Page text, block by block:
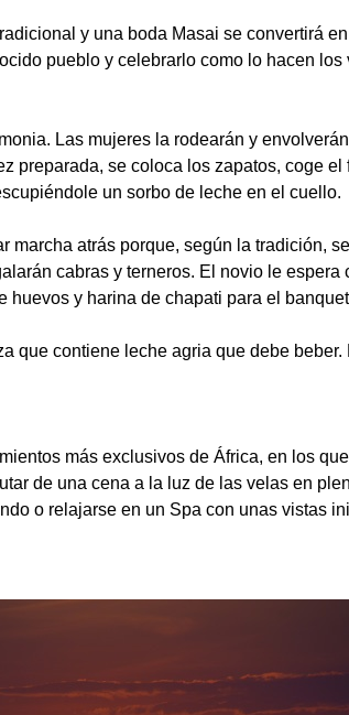
y una boda Masai se convertirá
pueblo y celebrarlo como lo hacen
Las mujeres la rodearán y
preparada, se coloca los zapatos, coge
un sorbo de leche en el cuello.
marcha atrás porque, según la tradición,
cabras y terneros. El novio le
huevos y harina de chapati para el
que contiene leche agria que debe
más exclusivos de África, en los
de una cena a la luz de las velas en
o relajarse en un Spa con unas vistas